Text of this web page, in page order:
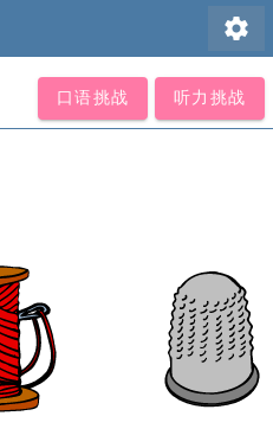
settings
口语挑战 听力挑战